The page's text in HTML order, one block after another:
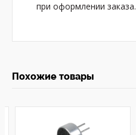
при оформлении заказа.
Похожие товары